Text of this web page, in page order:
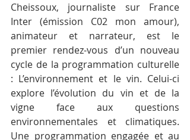
Cheissoux, journaliste sur France
Inter (émission C02 mon amour),
animateur et narrateur, est le
premier rendez-vous d’un nouveau
cycle de la programmation culturelle
: L’environnement et le vin. Celui-ci
explore l’évolution du vin et de la
vigne face aux questions
environnementales et climatiques.
Une programmation engagée et au